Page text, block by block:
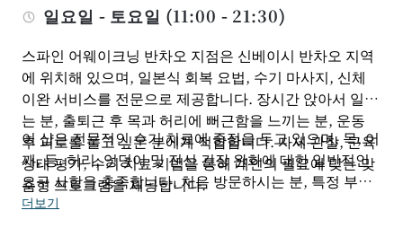
일요일 - 토요일 (11:00 - 21:30)
스파인 어웨이크닝 반차오 지점은 신베이시 반차오 지역
에 위치해 있으며, 일본식 회복 요법, 수기 마사지, 신체
이완 서비스를 전문으로 제공합니다. 장시간 앉아서 일하
는 분, 출퇴근 후 목과 허리에 뻐근함을 느끼는 분, 운동
후 피로를 풀고 싶은 분에게 적합합니다. 자세 관찰, 근육
상태 평가, 수기 치료 기법을 통해 개인의 필요에 맞는 맞
춤형 프로그램을 제공합니다.
이 샵은 전문적인 수기 치료에 중점을 두고 있으며, 목, 어
깨, 등, 허리, 엉덩이 및 전신 긴장 완화에 대한 일반적인
요구 사항을 충족합니다. 처음 방문하시는 분, 특정 부위
를 집중적으로 관리하고 싶으신 분, 또는 정기적인 휴식
더보기